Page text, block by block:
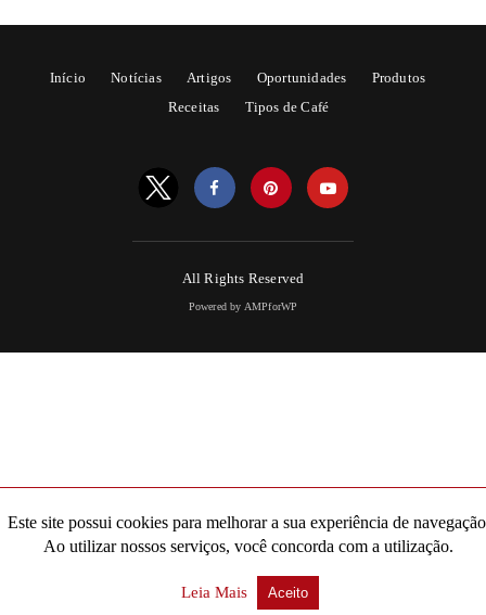
Início Notícias Artigos Oportunidades
Produtos
Receitas
Tipos de Café
All Rights Reserved
Powered by AMPforWP
Este site possui cookies para melhorar a sua experiência de
Ao utilizar nossos serviços, você concorda com a utilização.
Leia Mais Aceito